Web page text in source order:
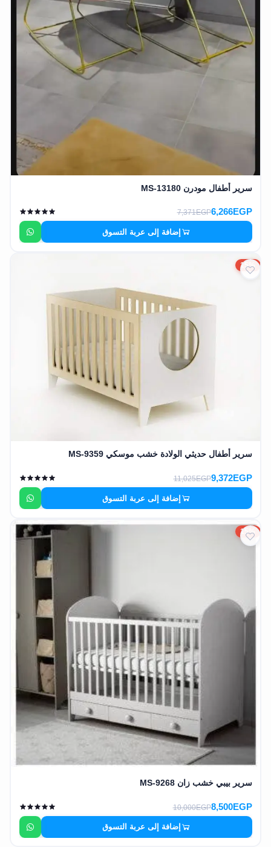
أثاث
الحيوانات
أدوات
الدخول
الآن
سرير أطفال مودرن MS-13180
6,266EGP
7,371EGP
إضافة إلى عربة التسوق
15%
سرير أطفال حديثي الولادة خشب موسكي MS-9359
9,372EGP
11,025EGP
إضافة إلى عربة التسوق
15%
سرير بيبي خشب زان MS-9268
8,500EGP
10,000EGP
إضافة إلى عربة التسوق